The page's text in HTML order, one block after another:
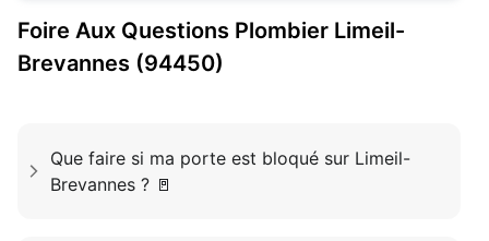
Foire Aux Questions Plombier Limeil-
Brevannes (94450)
Que faire si ma porte est bloqué sur Limeil-
Brevannes ? 🚪